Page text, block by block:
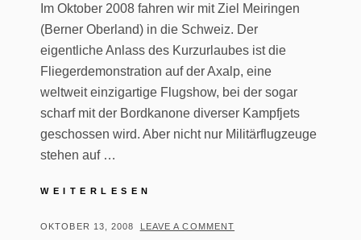
Im Oktober 2008 fahren wir mit Ziel Meiringen
(Berner Oberland) in die Schweiz. Der
eigentliche Anlass des Kurzurlaubes ist die
Fliegerdemonstration auf der Axalp, eine
weltweit einzigartige Flugshow, bei der sogar
scharf mit der Bordkanone diverser Kampfjets
geschossen wird. Aber nicht nur Militärflugzeuge
stehen auf …
WEITERLESEN
OBERLAND
POSTED
OKTOBER 13, 2008 BY
TLEAVE A COMMENT